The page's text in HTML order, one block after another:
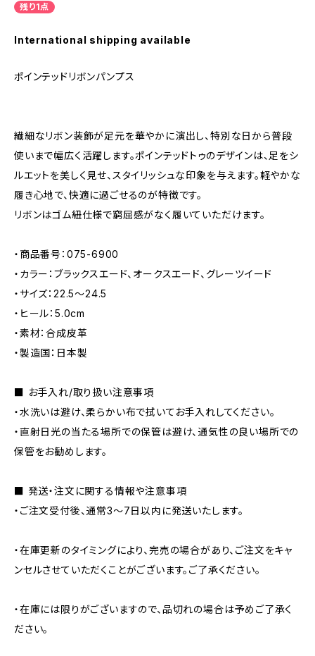
残り1点
International shipping available
ポインテッドリボンパンプス
繊細なリボン装飾が足元を華やかに演出し、特別な日から普段
使いまで幅広く活躍します。ポインテッドトゥのデザインは、足をシ
ルエットを美しく見せ、スタイリッシュな印象を与えます。軽やかな
履き心地で、快適に過ごせるのが特徴です。
リボンはゴム紐仕様で窮屈感がなく履いていただけます。
・商品番号：075-6900
・カラー：ブラックスエード、オークスエード、グレーツイード
・サイズ：22.5〜24.5
・ヒール：5.0cm
・素材：合成皮革
・製造国：日本製
■ お手入れ/取り扱い注意事項
・水洗いは避け、柔らかい布で拭いてお手入れしてください。
・直射日光の当たる場所での保管は避け、通気性の良い場所での
保管をお勧めします。
■ 発送・注文に関する情報や注意事項
・ご注文受付後、通常3〜7日以内に発送いたします。
・在庫更新のタイミングにより、完売の場合があり、ご注文をキャ
ンセルさせていただくことがございます。ご了承ください。
・在庫には限りがございますので、品切れの場合は予めご了承く
ださい。